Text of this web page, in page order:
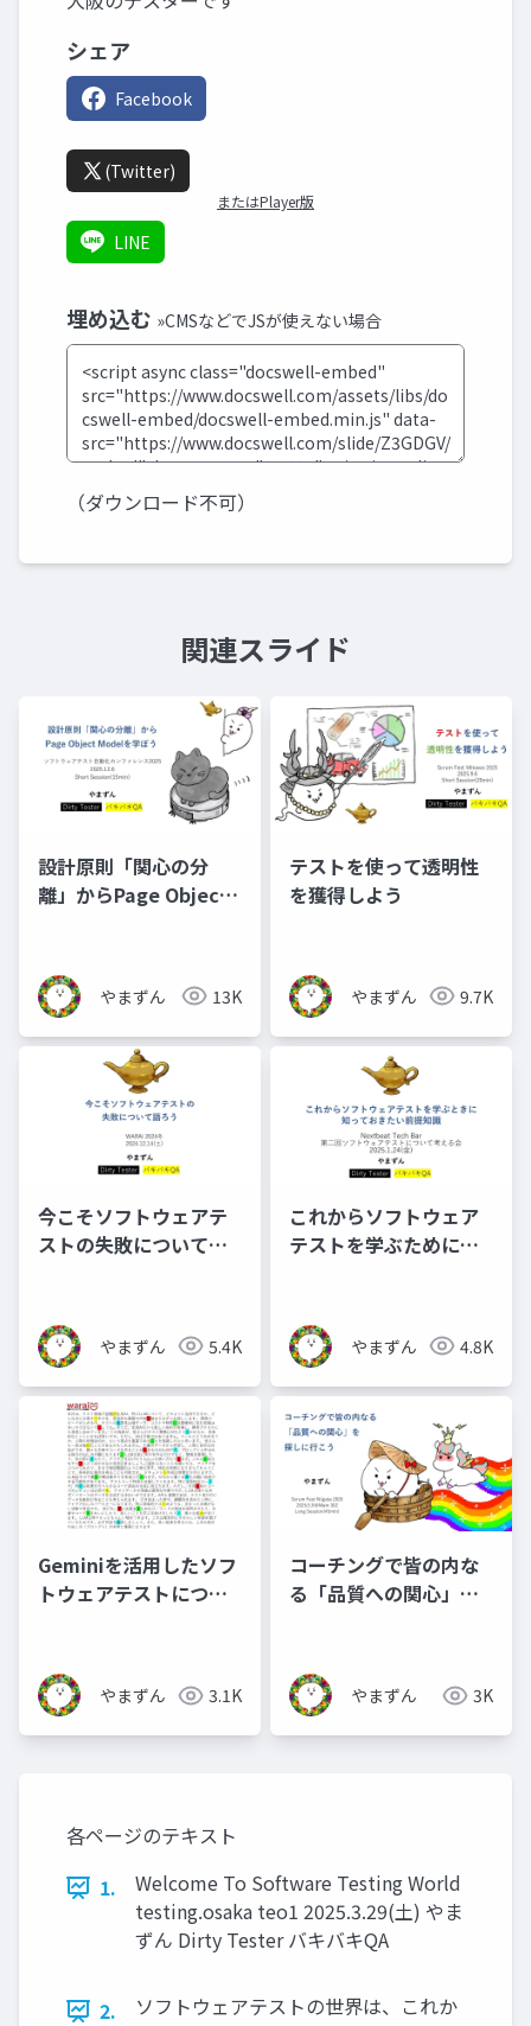
シェア
Facebook
(Twitter)
またはPlayer版
LINE
埋め込む »CMSなどでJSが使えない場合
（ダウンロード不可）
関連スライド
設計原則「関心の分
離」からPage Object
やまずん 13K
テストを使って透明性
を獲得しよう
やまずん 9.7K
今こそソフトウェアテ
ストの失敗について語
やまずん 5.4K
これからソフトウェア
テストを学ぶために知
やまずん 4.8K
Geminiを活用したソフ
トウェアテストについ
やまずん 3.1K
コーチングで皆の内な
る「品質への関心」を
やまずん 3K
各ページのテキスト
1.
Welcome To Software Testing World
testing.osaka teo1 2025.3.29(土) やま
ずん Dirty Tester バキバキQA
2.
ソフトウェアテストの世界は、これか